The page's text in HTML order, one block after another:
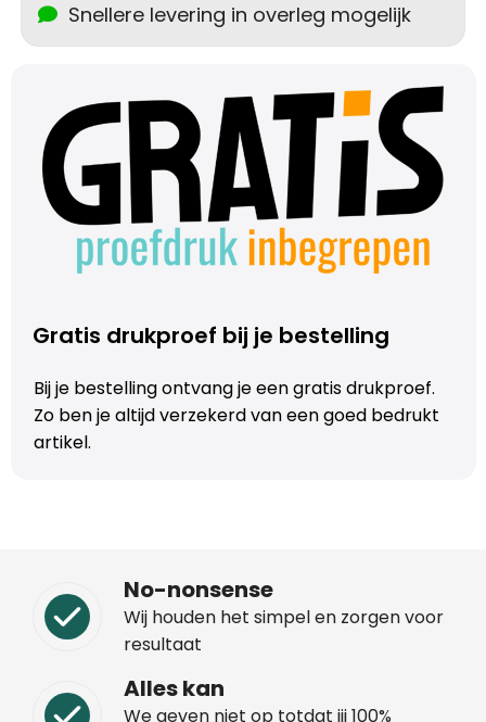
Autotassen
Golftassen
Collegetassen
Tablettassen
Trolleys
Aktetassen
Schoenentassen
Promotietassen
Snellere levering in overleg mogelijk
Gratis drukproef bij je bestelling
Bij je bestelling ontvang je een gratis drukproef.
Zo ben je altijd verzekerd van een goed bedrukt
artikel.
No-nonsense
Wij houden het simpel en zorgen voor
resultaat
Alles kan
We geven niet op totdat jij 100%